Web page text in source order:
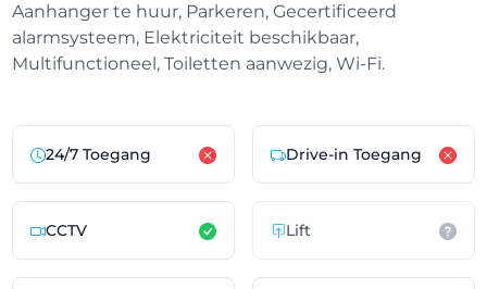
Aanhanger te huur, Parkeren, Gecertificeerd
alarmsysteem, Elektriciteit beschikbaar,
Multifunctioneel, Toiletten aanwezig, Wi-Fi.
24/7 Toegang Drive-in Toegang
CCTV Lift